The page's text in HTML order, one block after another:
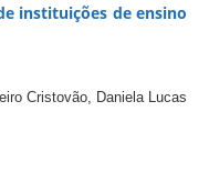
instituições de ensino
Cristovão, Daniela Lucas